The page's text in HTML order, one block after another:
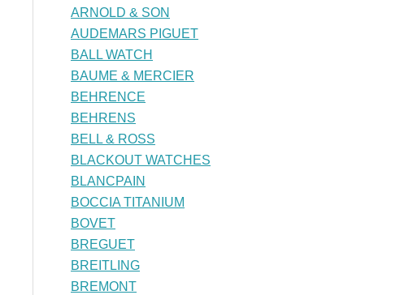
ARNOLD & SON
AUDEMARS PIGUET
BALL WATCH
BAUME & MERCIER
BEHRENCE
BEHRENS
BELL & ROSS
BLACKOUT WATCHES
BLANCPAIN
BOCCIA TITANIUM
BOVET
BREGUET
BREITLING
BREMONT